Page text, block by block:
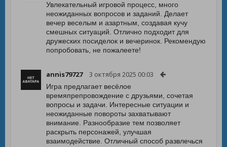
Увлекательный игровой процесс, много
неожиданных вопросов и заданий. Делает
вечер веселым и азартным, создавая кучу
смешных ситуаций. Отлично подходит для
дружеских посиделок и вечеринок. Рекомендую
попробовать, не пожалеете!
annis79727 3 октября 2025 00:03
Игра предлагает весёлое
времяпрепровождение с друзьями, сочетая
вопросы и задачи. Интересные ситуации и
неожиданные повороты захватывают
внимание. Разнообразие тем позволяет
раскрыть персонажей, улучшая
взаимодействие. Отличный способ развлечься